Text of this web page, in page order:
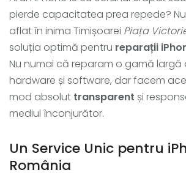
pierde capacitatea prea repede?
aflat în inima Timișoarei Piața
soluția optimă pentru reparații
Nu numai că reparam o gamă largă
hardware și software, dar facem
mod absolut transparent și
mediul înconjurător.
Un Service Unic pentru
România